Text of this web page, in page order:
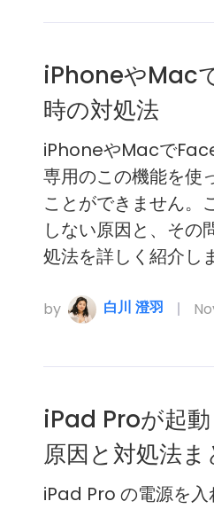
iPhoneやMac
時の対処法
iPhoneやMacで
専用のこの機能を使
ことができません
しない原因と、その
処法を詳しく紹介し
by 白川 澄羽
iPad Proが起
原因と対処法ま
iPad Pro の電源を